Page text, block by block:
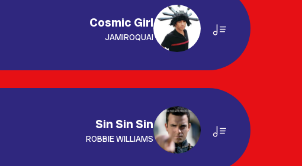
Cosmic Girl
JAMIROQUAI
Sin Sin Sin
ROBBIE WILLIAMS